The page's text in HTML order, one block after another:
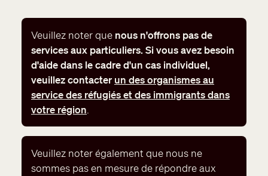
Veuillez noter que nous n'offrons pas de
services aux particuliers. Si vous avez besoin
d'aide dans le cadre d'un cas individuel,
veuillez contacterun des organismes au
service des réfugiés et des immigrants dans
votre région.
Veuillez noter également que nous ne
sommes pas en mesure de répondre aux